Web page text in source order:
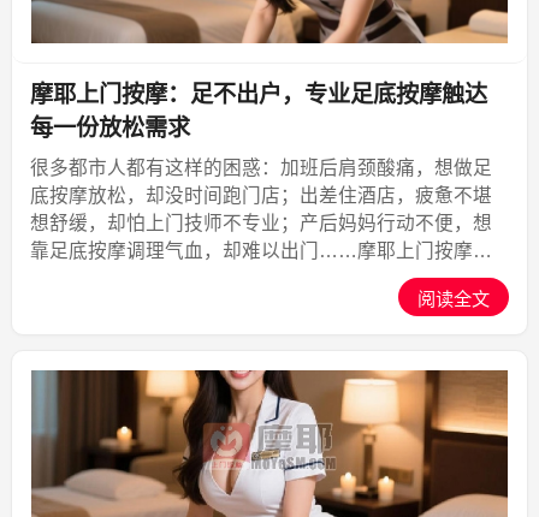
摩耶上门按摩：足不出户，专业足底按摩触达
每一份放松需求
很多都市人都有这样的困惑：加班后肩颈酸痛，想做足
底按摩放松，却没时间跑门店；出差住酒店，疲惫不堪
想舒缓，却怕上门技师不专业；产后妈妈行动不便，想
靠足底按摩调理气血，却难以出门……摩耶上门按摩可
以做足底按摩吗？答案是肯定的——不仅能做，还能提
供专业、便捷、安全、透明的足底按摩服务，成为都市
阅读全文